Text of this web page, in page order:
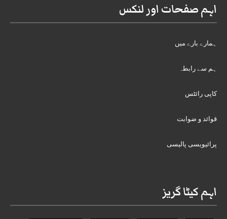
اہم صفحات اور لنکس
ہمارے بارے میں
ہم سے رابطہ
کاپی رائٹس
قوائد و ضوابت
پرائیویسی پالیسی
اہم کیٹا گریز